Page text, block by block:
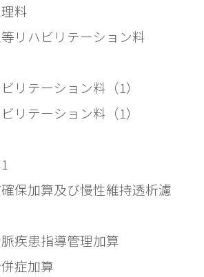
リハビリテーション料
リテーション料（1）
リテーション料（1）
保加算及び慢性維持透析濾
疾患指導管理加算
症加算